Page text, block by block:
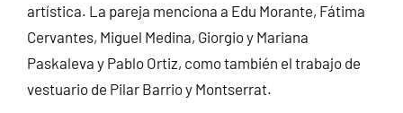
artística. La pareja menciona a Edu Morante, Fátima
Cervantes, Miguel Medina, Giorgio y Mariana
Paskaleva y Pablo Ortiz, como también el trabajo de
vestuario de Pilar Barrio y Montserrat.